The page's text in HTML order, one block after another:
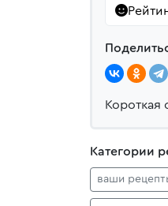
Короткая
Категории
ваши